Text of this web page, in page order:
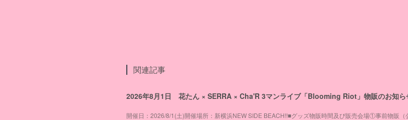
関連記事
2026年8月1日 花たん × SERRA × Cha'R 3マンライブ「Blooming Riot」物販のお知ら
開催日：2026/8/1(土)開催場所：新横浜NEW SIDE BEACH!!■グッズ物販時間及び販売会場①事前物販（